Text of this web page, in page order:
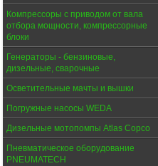
Компрессоры с приводом от вала
отбора мощности, компрессорные
блоки
Генераторы - бензиновые,
дизельные, сварочные
Осветительные мачты и вышки
Погружные насосы WEDA
Дизельные мотопомпы Atlas Copco
Пневматическое оборудование
PNEUMATECH